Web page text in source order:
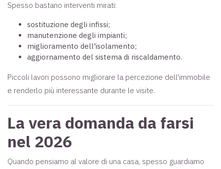
Spesso bastano interventi mirati:
sostituzione degli infissi;
manutenzione degli impianti;
miglioramento dell'isolamento;
aggiornamento del sistema di riscaldamento.
Piccoli lavori possono migliorare la percezione dell'immobile
e renderlo più interessante durante le visite.
La vera domanda da farsi
nel 2026
Quando pensiamo al valore di una casa, spesso guardiamo